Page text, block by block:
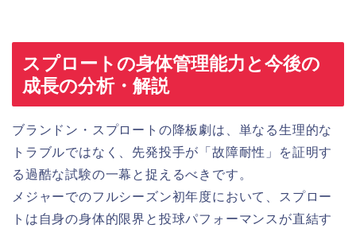
スプロートの身体管理能力と今後の
成長の分析・解説
ブランドン・スプロートの降板劇は、単なる生理的な
トラブルではなく、先発投手が「故障耐性」を証明す
る過酷な試験の一幕と捉えるべきです。
メジャーでのフルシーズン初年度において、スプロー
トは自身の身体的限界と投球パフォーマンスが直結す